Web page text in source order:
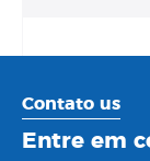
Contato us
Entre em